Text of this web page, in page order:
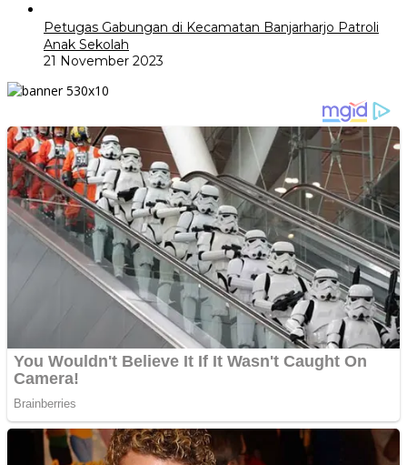
Petugas Gabungan di Kecamatan Banjarharjo Patroli
Anak Sekolah
21 November 2023